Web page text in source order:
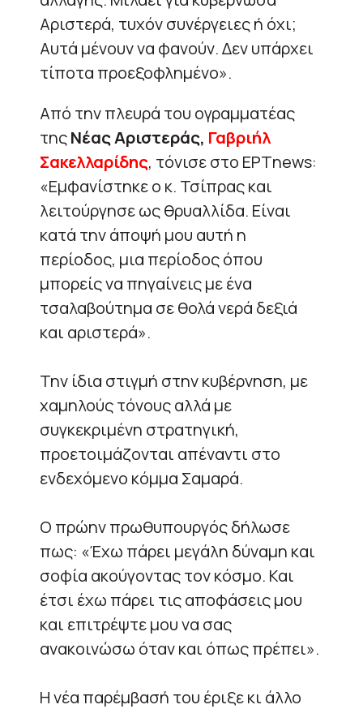
Αριστερά, τυχόν συνέργειες ή όχι;
Αυτά μένουν να φανούν. Δεν υπάρχει
τίποτα προεξοφλημένο».
Από την πλευρά του ογραμματέας
τηςΝέας Αριστεράς, Γαβριήλ
Σακελλαρίδης, τόνισε στο ΕΡΤnews:
«Εμφανίστηκε ο κ. Τσίπρας και
λειτούργησε ως θρυαλλίδα. Είναι
κατά την άποψή μου αυτή η
περίοδος, μια περίοδος όπου
μπορείς να πηγαίνεις με ένα
τσαλαβούτημα σε θολά νερά δεξιά
και αριστερά».
Την ίδια στιγμή στην κυβέρνηση, με
χαμηλούς τόνους αλλά με
συγκεκριμένη στρατηγική,
προετοιμάζονται απέναντι στο
ενδεχόμενο κόμμα Σαμαρά.
Ο πρώην πρωθυπουργός δήλωσε
πως: «Έχω πάρει μεγάλη δύναμη και
σοφία ακούγοντας τον κόσμο. Και
έτσι έχω πάρει τις αποφάσεις μου
και επιτρέψτε μου να σας
ανακοινώσω όταν και όπως πρέπει».
Η νέα παρέμβασή του έριξε κι άλλο